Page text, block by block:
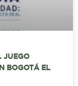
JUEGO
BOGOTÁ EL